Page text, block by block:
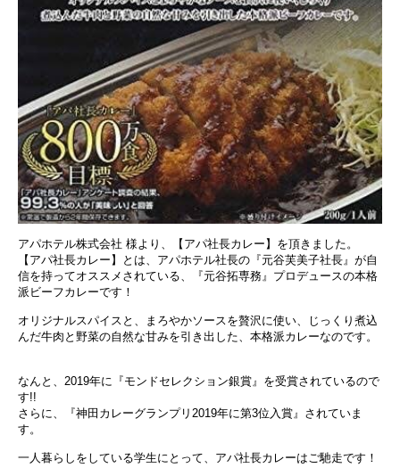
アパホテル株式会社 様より、【アパ社長カレー】を頂きました。
【アパ社長カレー】とは、アパホテル社長の『元谷芙美子社長』が自
信を持ってオススメされている、『元谷拓専務』プロデュースの本格
派ビーフカレーです！
オリジナルスパイスと、まろやかソースを贅沢に使い、じっくり煮込
んだ牛肉と野菜の自然な甘みを引き出した、本格派カレーなのです。
なんと、2019年に『モンドセレクション銀賞』を受賞されているので
す!!
さらに、『神田カレーグランプリ2019年に第3位入賞』されていま
す。
一人暮らしをしている学生にとって、アパ社長カレーはご馳走です！